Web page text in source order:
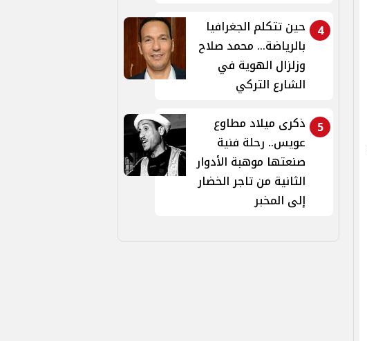
4
حين تتكلم الجغرافيا
بالرياضة... محمد صلاح
وزلزال الهوية في
الشارع التركي
5
ذكرى ميلاد مطاوع
عويس.. رحلة فنية
صنعتها موهبة الأدوار
الثانية من تاجر الخضار
إلى المخبر